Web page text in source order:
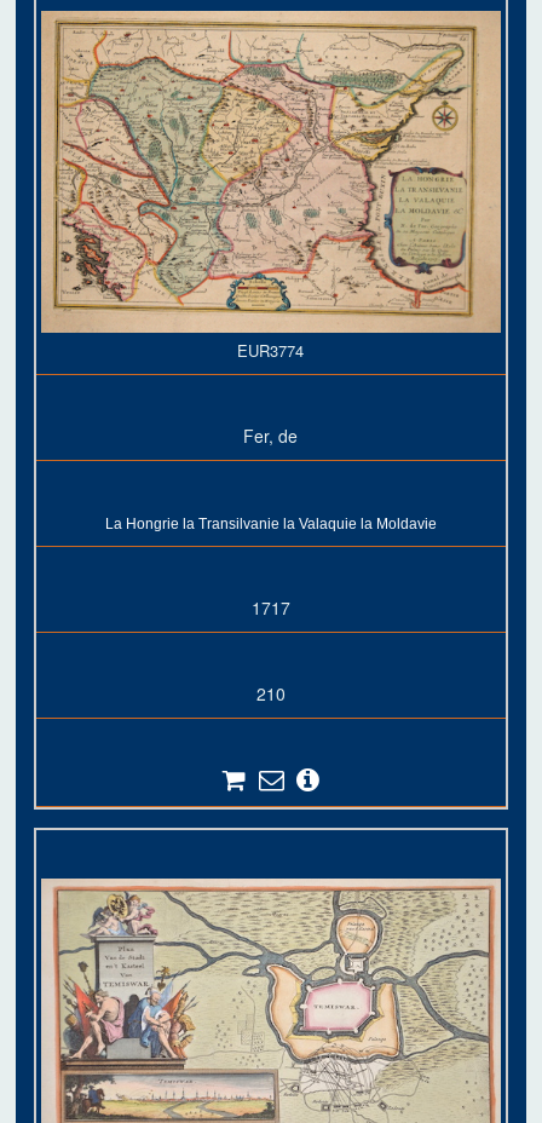
EUR3774
Fer, de
La Hongrie la Transilvanie la Valaquie la Moldavie
1717
210